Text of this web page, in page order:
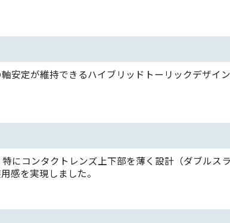
安定が維持できるハイブリッドトーリックデザイ
にコンタクトレンズ上下部を薄く設計（ダブルス
感を実現しました。